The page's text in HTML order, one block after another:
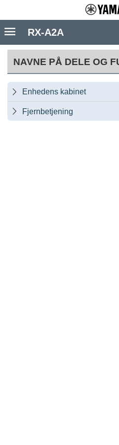
NAVNE PÅ DELE OG
 Enhedens kabinet
 Fjernbetjening
RX-A2A